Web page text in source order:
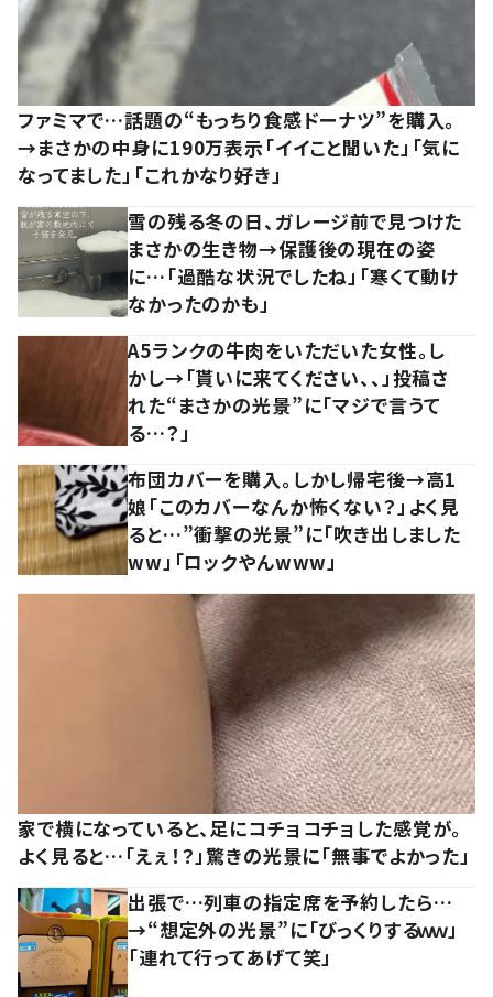
ファミマで…話題の“もっちり食感ドーナツ”を購入。
→まさかの中身に190万表示「イイこと聞いた」「気に
なってました」「これかなり好き」
雪の残る冬の日、ガレージ前で見つけた
まさかの生き物→保護後の現在の姿
に…「過酷な状況でしたね」「寒くて動け
なかったのかも」
A5ランクの牛肉をいただいた女性。し
かし→「貰いに来てください、、」投稿さ
れた“まさかの光景”に「マジで言うて
る…？」
布団カバーを購入。しかし帰宅後→高1
娘「このカバーなんか怖くない？」よく見
ると…”衝撃の光景”に「吹き出しました
ww」「ロックやんwww」
家で横になっていると、足にコチョコチョした感覚が。
よく見ると…「えぇ！？」驚きの光景に「無事でよかった」
出張で…列車の指定席を予約したら…
→“想定外の光景”に「びっくりするｗｗ」
「連れて行ってあげて笑」